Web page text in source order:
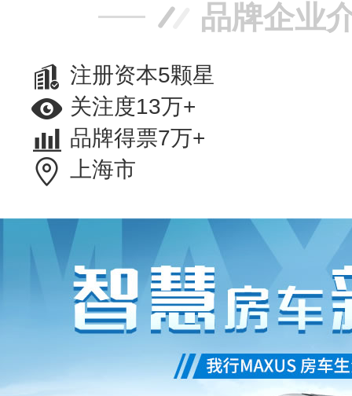
品牌企业
注册资本5颗星
关注度13万+
品牌得票7万+
上海市